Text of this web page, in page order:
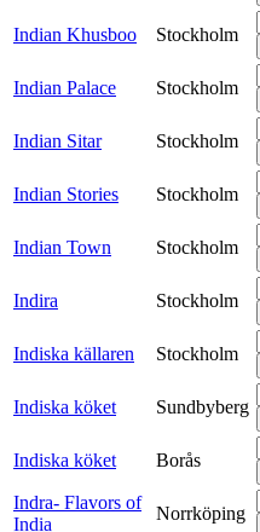
Indian Khusboo Stockholm
Indian Palace Stockholm
Indian Sitar Stockholm
Indian Stories Stockholm
Indian Town Stockholm
Indira Stockholm
Indiska källaren Stockholm
Indiska köket Sundbyberg
Indiska köket Borås
Indra- Flavors of
India
Norrköping